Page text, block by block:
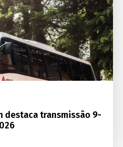
destaca transmissão 9-